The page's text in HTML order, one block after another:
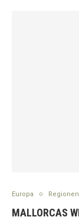
Europa Regionen
MALLORCAS